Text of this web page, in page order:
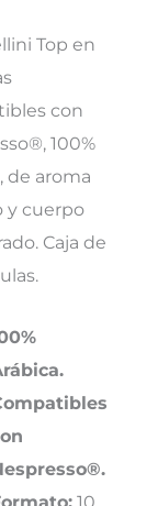
Top en
con
100%
de aroma
y cuerpo
Caja de